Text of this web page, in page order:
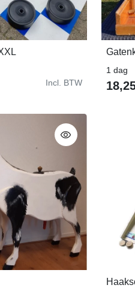
Incl. BTW
1 dag